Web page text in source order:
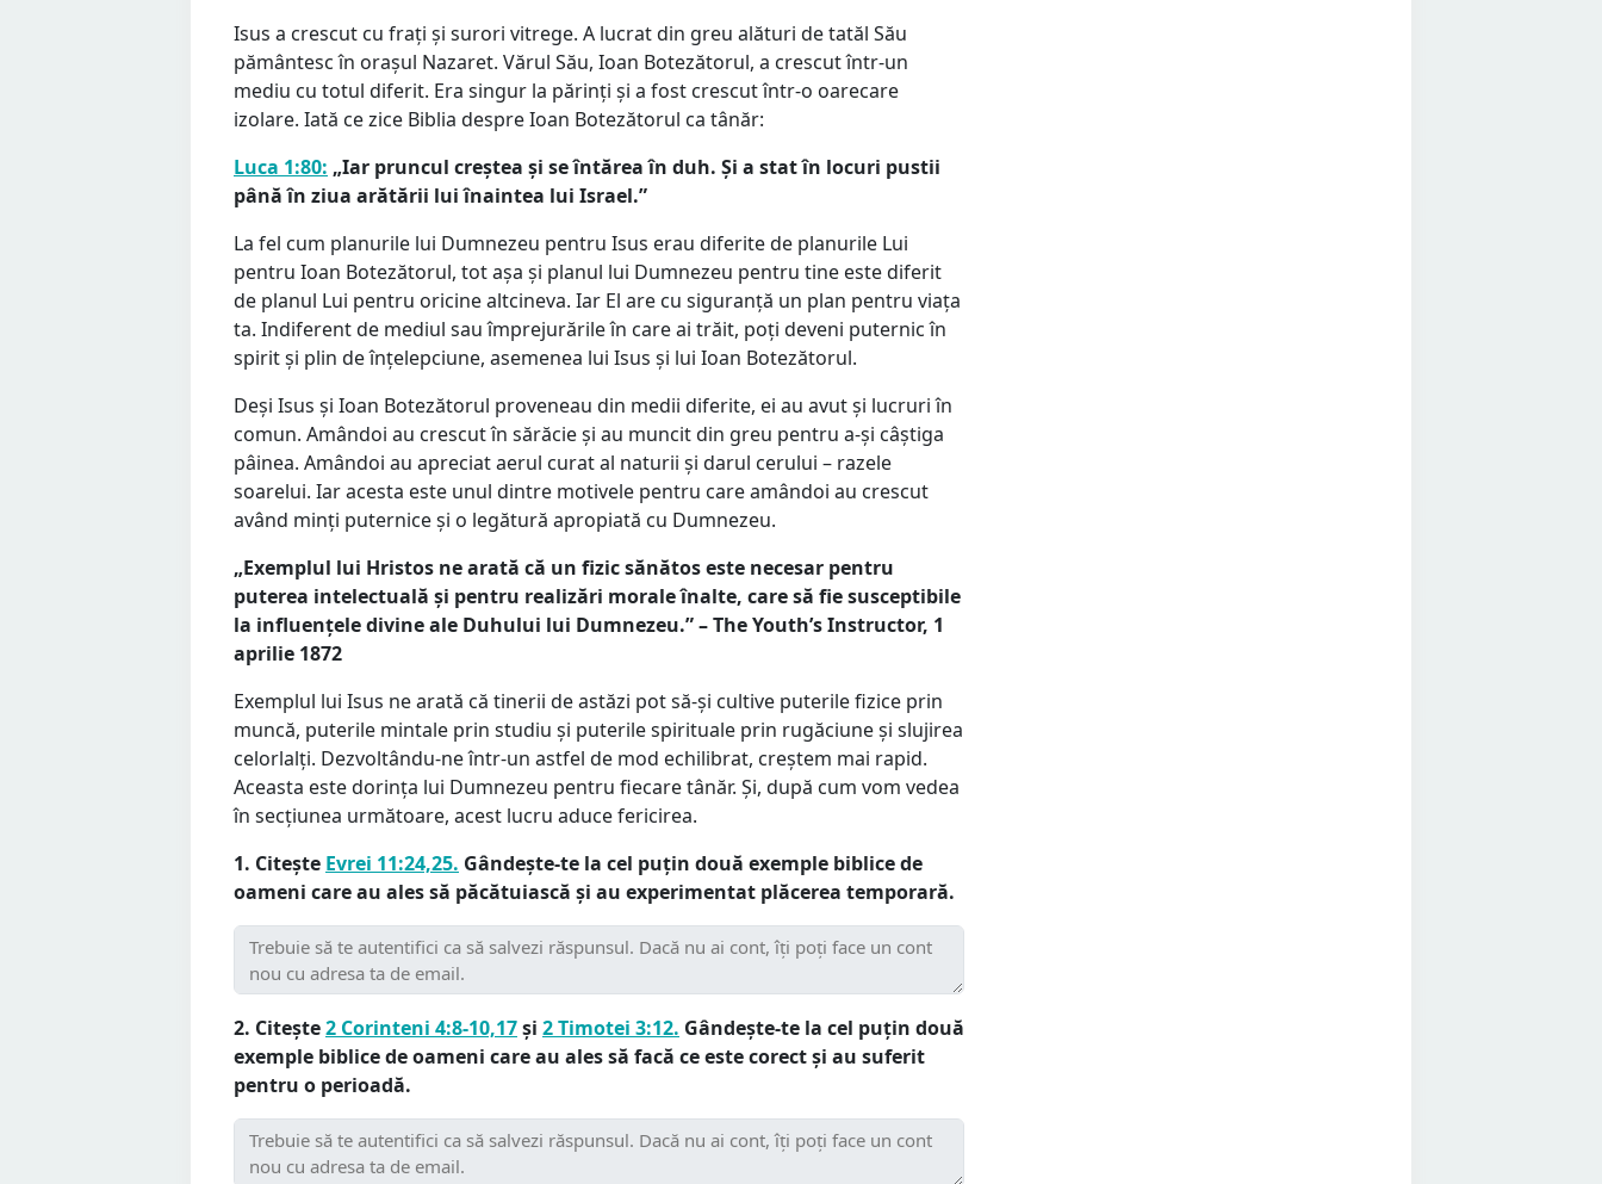
Isus a crescut cu frați și surori vitrege. A lucrat din greu alături de tatăl Său
pământesc în orașul Nazaret. Vărul Său, Ioan Botezătorul, a crescut într-un
mediu cu totul diferit. Era singur la părinți și a fost crescut într-o oarecare
izolare. Iată ce zice Biblia despre Ioan Botezătorul ca tânăr:
Luca 1:80: „Iar pruncul creștea și se întărea în duh. Și a stat în locuri pustii
până în ziua arătării lui înaintea lui Israel.”
La fel cum planurile lui Dumnezeu pentru Isus erau diferite de planurile Lui
pentru Ioan Botezătorul, tot așa și planul lui Dumnezeu pentru tine este diferit
de planul Lui pentru oricine altcineva. Iar El are cu siguranță un plan pentru viața
ta. Indiferent de mediul sau împrejurările în care ai trăit, poți deveni puternic în
spirit și plin de înțelepciune, asemenea lui Isus și lui Ioan Botezătorul.
Deși Isus și Ioan Botezătorul proveneau din medii diferite, ei au avut și lucruri în
comun. Amândoi au crescut în sărăcie și au muncit din greu pentru a-și câștiga
pâinea. Amândoi au apreciat aerul curat al naturii și darul cerului – razele
soarelui. Iar acesta este unul dintre motivele pentru care amândoi au crescut
având minți puternice și o legătură apropiată cu Dumnezeu.
„Exemplul lui Hristos ne arată că un fizic sănătos este necesar pentru
puterea intelectuală și pentru realizări morale înalte, care să fie susceptibile
la influențele divine ale Duhului lui Dumnezeu.” – The Youth’s Instructor, 1
aprilie 1872
Exemplul lui Isus ne arată că tinerii de astăzi pot să-și cultive puterile fizice prin
muncă, puterile mintale prin studiu și puterile spirituale prin rugăciune și slujirea
celorlalți. Dezvoltându-ne într-un astfel de mod echilibrat, creștem mai rapid.
Aceasta este dorința lui Dumnezeu pentru fiecare tânăr. Și, după cum vom vedea
în secțiunea următoare, acest lucru aduce fericirea.
1. Citește Evrei 11:24,25. Gândește-te la cel puțin două exemple biblice de
oameni care au ales să păcătuiască și au experimentat plăcerea temporară.
2. Citește2 Corinteni 4:8-10,17și 2 Timotei 3:12. Gândește-te la cel puțin două
exemple biblice de oameni care au ales să facă ce este corect și au suferit
pentru o perioadă.